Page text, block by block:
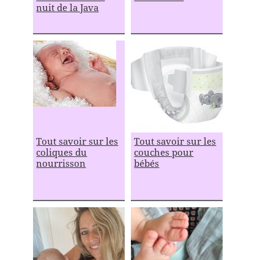
nuit de la Java
Tout savoir sur les
coliques du
nourrisson
Tout savoir sur les
couches pour
bébés